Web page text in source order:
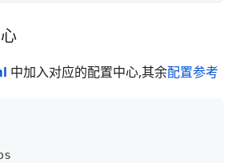
中加入对应的配置中心,其余配置参考